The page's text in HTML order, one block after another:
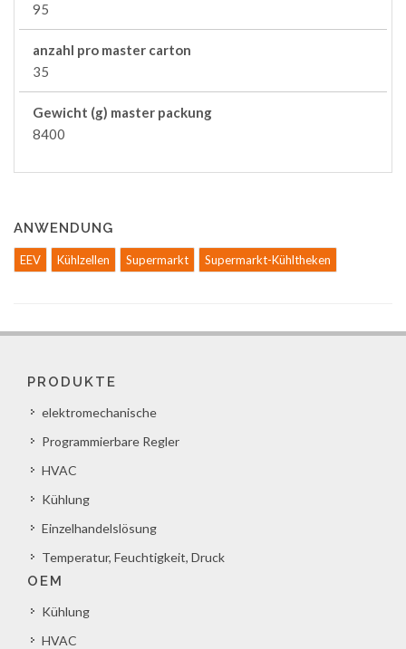
95
anzahl pro master carton
35
Gewicht (g) master packung
8400
ANWENDUNG
EEV Kühlzellen Supermarkt Supermarkt-Kühltheken
PRODUKTE
elektromechanische
Programmierbare Regler
HVAC
Kühlung
Einzelhandelslösung
Temperatur, Feuchtigkeit, Druck
OEM
Kühlung
HVAC